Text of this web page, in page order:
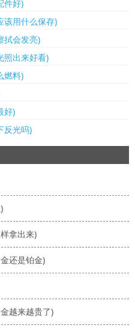
件好)
该用什么保存)
拭会发亮)
照出来好看)
燃料)
好)
反光吗)
拿出来)
还是铂金)
越来越贵了)